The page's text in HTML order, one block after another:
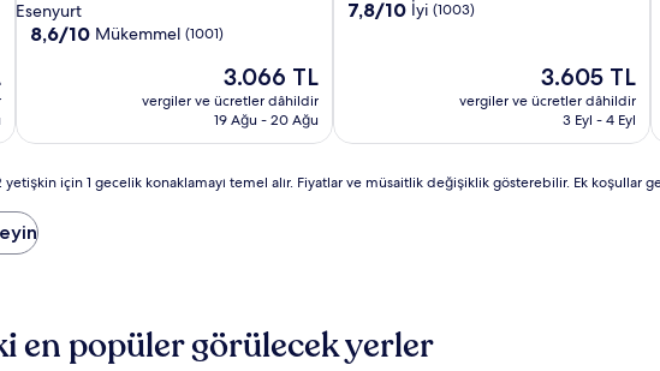
Avcilar
Beylikduzu
yıldızlı
konaklama
Esenyurt
10
8,6/10 Mükemmel (1001)
Güncel
fiyat:
3.066 TL
3.066 TL
vergiler ve ücretler dâhildir
19 Ağu - 20 Ağu
konaklama
10
7,8/10 İyi (1003)
Güncel
fiyat:
3.605 TL
3.605 TL
vergiler ve ücretler dâhildir
3 Eyl - 4 Eyl
için 1 gecelik konaklamayı temel alır. Fiyatlar ve müsaitlik değişiklik gösterebilir. Ek koşullar
en popüler görülecek yerler